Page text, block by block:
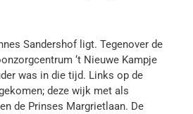
Sandershof ligt. Tegenover de
‘t Nieuwe Kampje
was in die tijd. Links op de
deze wijk met als
de Prinses Margrietlaan. De